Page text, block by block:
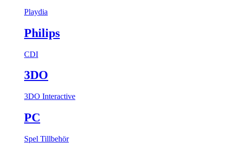
Playdia
Philips
CDI
3DO
3DO Interactive
PC
Spel Tillbehör